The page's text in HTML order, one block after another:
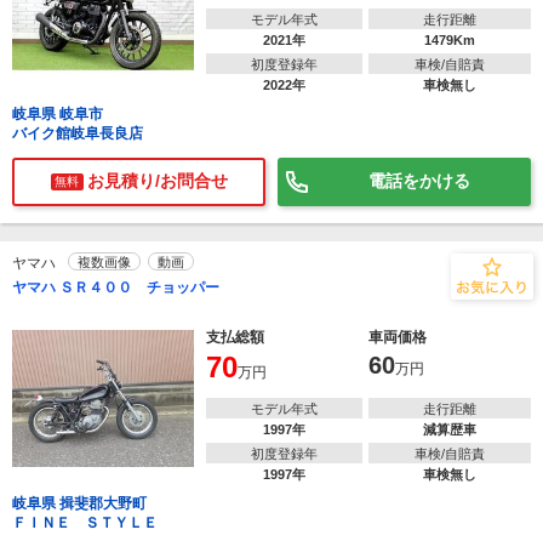
モデル年式
2021年
走行距離
1479Km
初度登録年
2022年
車検/自賠責
車検無し
岐阜県 岐阜市
バイク館岐阜長良店
無料 お見積り/お問合せ 電話をかける
ヤマハ 複数画像 動画
ヤマハ ＳＲ４００ チョッパー
支払総額 車両価格
70万円 60万円
モデル年式
1997年
走行距離
減算歴車
初度登録年
1997年
車検/自賠責
車検無し
岐阜県 揖斐郡大野町
ＦＩＮＥ ＳＴＹＬＥ